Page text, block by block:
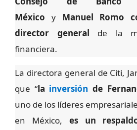
México y Manuel Romo
director general de la
financiera.
La directora general de Citi,
que “la inversión de
uno de los líderes
en México, es un